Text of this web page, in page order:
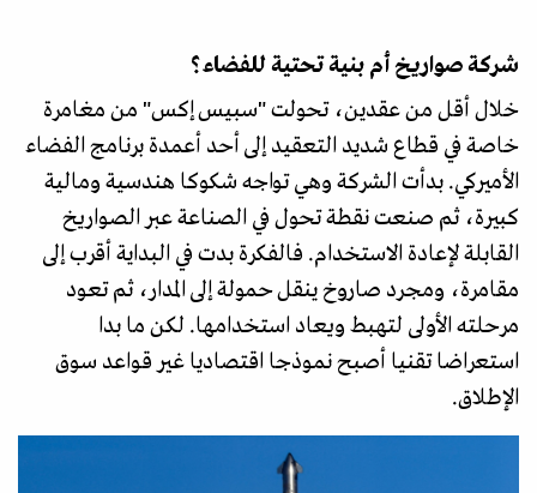
شركة صواريخ أم بنية تحتية للفضاء؟
خلال أقل من عقدين، تحولت "سبيس إكس" من مغامرة
خاصة في قطاع شديد التعقيد إلى أحد أعمدة برنامج الفضاء
الأميركي. بدأت الشركة وهي تواجه شكوكا هندسية ومالية
كبيرة، ثم صنعت نقطة تحول في الصناعة عبر الصواريخ
القابلة لإعادة الاستخدام. فالفكرة بدت في البداية أقرب إلى
مقامرة، ومجرد صاروخ ينقل حمولة إلى المدار، ثم تعود
مرحلته الأولى لتهبط ويعاد استخدامها. لكن ما بدا
استعراضا تقنيا أصبح نموذجا اقتصاديا غير قواعد سوق
الإطلاق.